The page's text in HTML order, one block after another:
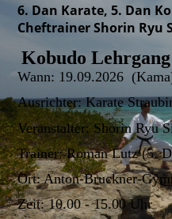
6. Dan Karate, 5. Dan
Cheftrainer Shorin Ryu
Kobudo
Wann: 19.09.2026
Ausrichter: Karate
Veranstalter: Shorin Ryu
Trainer: Roman Lutz (5.
Ort: Anton-Bruckner-
Zeit: 10.00 - 15.00 Uhr